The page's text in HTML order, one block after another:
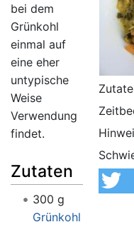
bei dem
Grünkohl
einmal auf
eine eher
untypische
Weise
Verwendung
findet.
Zutaten
300 g
Grünkohl